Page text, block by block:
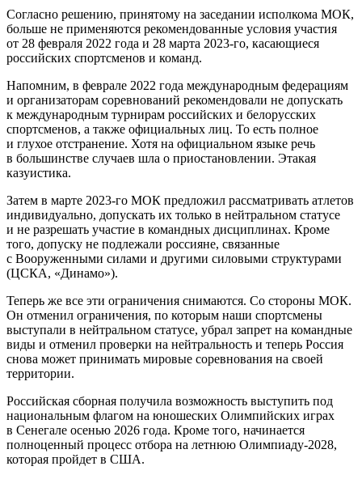
Согласно решению, принятому на заседании исполкома МОК,
больше не применяются рекомендованные условия участия
от 28 февраля 2022 года и 28 марта 2023-го, касающиеся
российских спортсменов и команд.
Напомним, в феврале 2022 года международным федерациям
и организаторам соревнований рекомендовали не допускать
к международным турнирам российских и белорусских
спортсменов, а также официальных лиц. То есть полное
и глухое отстранение. Хотя на официальном языке речь
в большинстве случаев шла о приостановлении. Этакая
казуистика.
Затем в марте 2023-го МОК предложил рассматривать атлетов
индивидуально, допускать их только в нейтральном статусе
и не разрешать участие в командных дисциплинах. Кроме
того, допуску не подлежали россияне, связанные
с Вооруженными силами и другими силовыми структурами
(ЦСКА, «Динамо»).
Теперь же все эти ограничения снимаются. Со стороны МОК.
Он отменил ограничения, по которым наши спортсмены
выступали в нейтральном статусе, убрал запрет на командные
виды и отменил проверки на нейтральность и теперь Россия
снова может принимать мировые соревнования на своей
территории.
Российская сборная получила возможность выступить под
национальным флагом на юношеских Олимпийских играх
в Сенегале осенью 2026 года. Кроме того, начинается
полноценный процесс отбора на летнюю Олимпиаду-2028,
которая пройдет в США.